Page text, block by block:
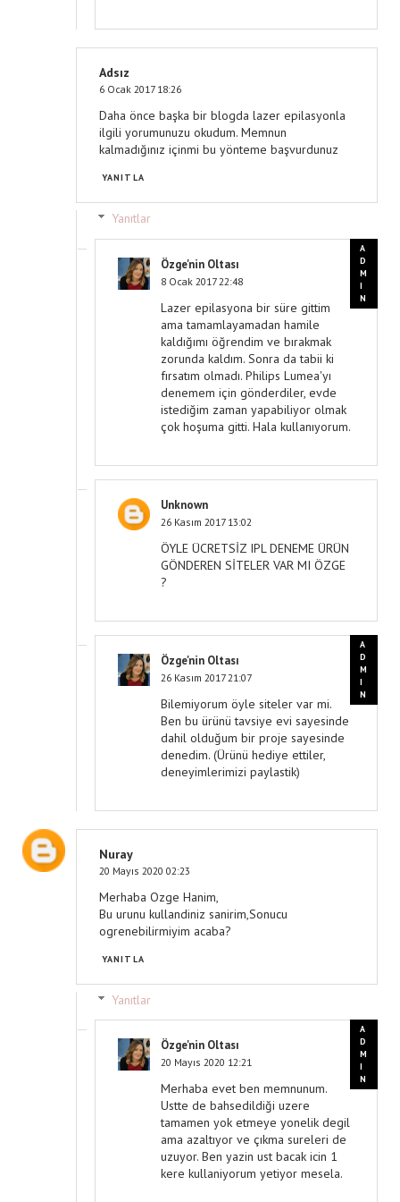
Adsız
6 Ocak 2017 18:26
Daha önce başka bir blogda lazer epilasyonla
ilgili yorumunuzu okudum. Memnun
kalmadığınız içinmi bu yönteme başvurdunuz
YANITLA
Yanıtlar
Özge'nin Oltası
8 Ocak 2017 22:48
Lazer epilasyona bir süre gittim
ama tamamlayamadan hamile
kaldığımı öğrendim ve bırakmak
zorunda kaldım. Sonra da tabii ki
fırsatım olmadı. Philips Lumea'yı
denemem için gönderdiler, evde
istediğim zaman yapabiliyor olmak
çok hoşuma gitti. Hala kullanıyorum.
Unknown
26 Kasım 2017 13:02
ÖYLE ÜCRETSİZ IPL DENEME ÜRÜN
GÖNDEREN SİTELER VAR MI ÖZGE
?
Özge'nin Oltası
26 Kasım 2017 21:07
Bilemiyorum öyle siteler var mi.
Ben bu ürünü tavsiye evi sayesinde
dahil olduğum bir proje sayesinde
denedim. (Ürünü hediye ettiler,
deneyimlerimizi paylastik)
Nuray
20 Mayıs 2020 02:23
Merhaba Ozge Hanim,
Bu urunu kullandiniz sanirim,Sonucu
ogrenebilirmiyim acaba?
YANITLA
Yanıtlar
Özge'nin Oltası
20 Mayıs 2020 12:21
Merhaba evet ben memnunum.
Ustte de bahsedildiği uzere
tamamen yok etmeye yonelik degil
ama azaltıyor ve çıkma sureleri de
uzuyor. Ben yazin ust bacak icin 1
kere kullaniyorum yetiyor mesela.